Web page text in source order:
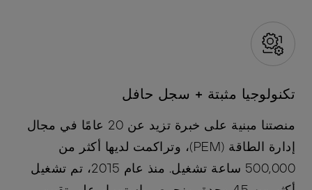
تكنولوجيا مثبتة + سجل حافل
منصتنا مبنية على خبرة تزيد عن 20 عامًا في مجال
إدارة الطاقة (PEM)، وتراكمت لديها أكثر من
500,000 ساعة تشغيل. منذ عام 2015، تم تشغيل